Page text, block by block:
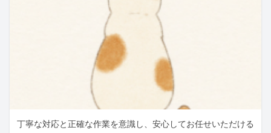
丁寧な対応と正確な作業を意識し、安心してお任せいただける